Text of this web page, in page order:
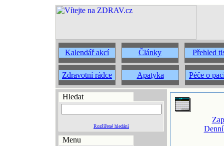
Kalendář akcí Články Přehled
Zdravotní rádce Apatyka Péče o
Hledat
Rozšířené hledání
Menu